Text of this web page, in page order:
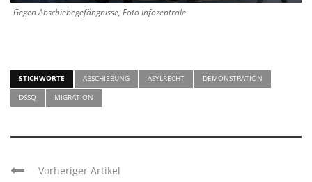
Gegen Abschiebegefängnisse, Foto Infozentrale
STICHWORTE ABSCHIEBUNG ASYLRECHT
DEMONSTRATION
DSSQ
MIGRATION
Vorheriger Artikel